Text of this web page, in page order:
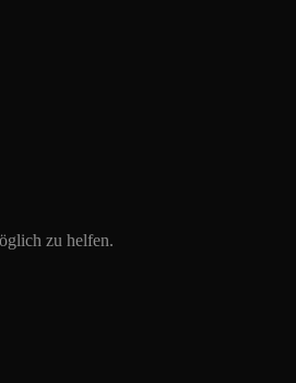
zu helfen.